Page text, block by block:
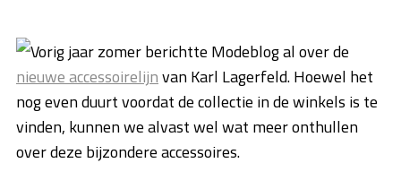
Vorig jaar zomer berichtte Modeblog al over de
nieuwe accessoirelijnvan Karl Lagerfeld. Hoewel het
nog even duurt voordat de collectie in de winkels is te
vinden, kunnen we alvast wel wat meer onthullen
over deze bijzondere accessoires.